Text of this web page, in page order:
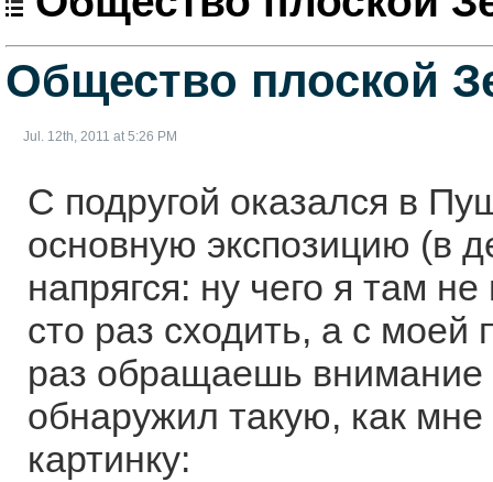
Общество плоской
Jul. 12th, 2011 at 5:26 PM
С подругой оказался в
основную экспозицию (в
напрягся: ну чего я там
сто раз сходить, а с
раз обращаешь внимание
обнаружил такую, как
картинку: